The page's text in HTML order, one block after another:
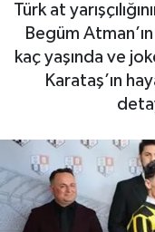
Türk at
Begüm
kaç yaşında ve
Karataş’ın
GÜNDEM
MAGAZİN
EĞİTİM
BÖLGE
Son Dakika
Haber Arşivi